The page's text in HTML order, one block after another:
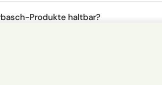
Produkte haltbar?